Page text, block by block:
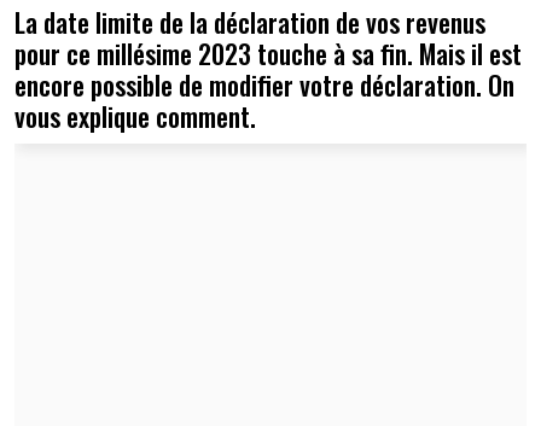
La date limite de la déclaration de vos revenus
pour ce millésime 2023 touche à sa fin. Mais il est
encore possible de modifier votre déclaration. On
vous explique comment.